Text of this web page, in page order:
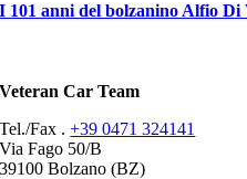
I 101 anni del bolzanino Alfio Di
Veteran Car Team
Tel./Fax .+39 0471 324141
Via Fago 50/B
39100 Bolzano (BZ)